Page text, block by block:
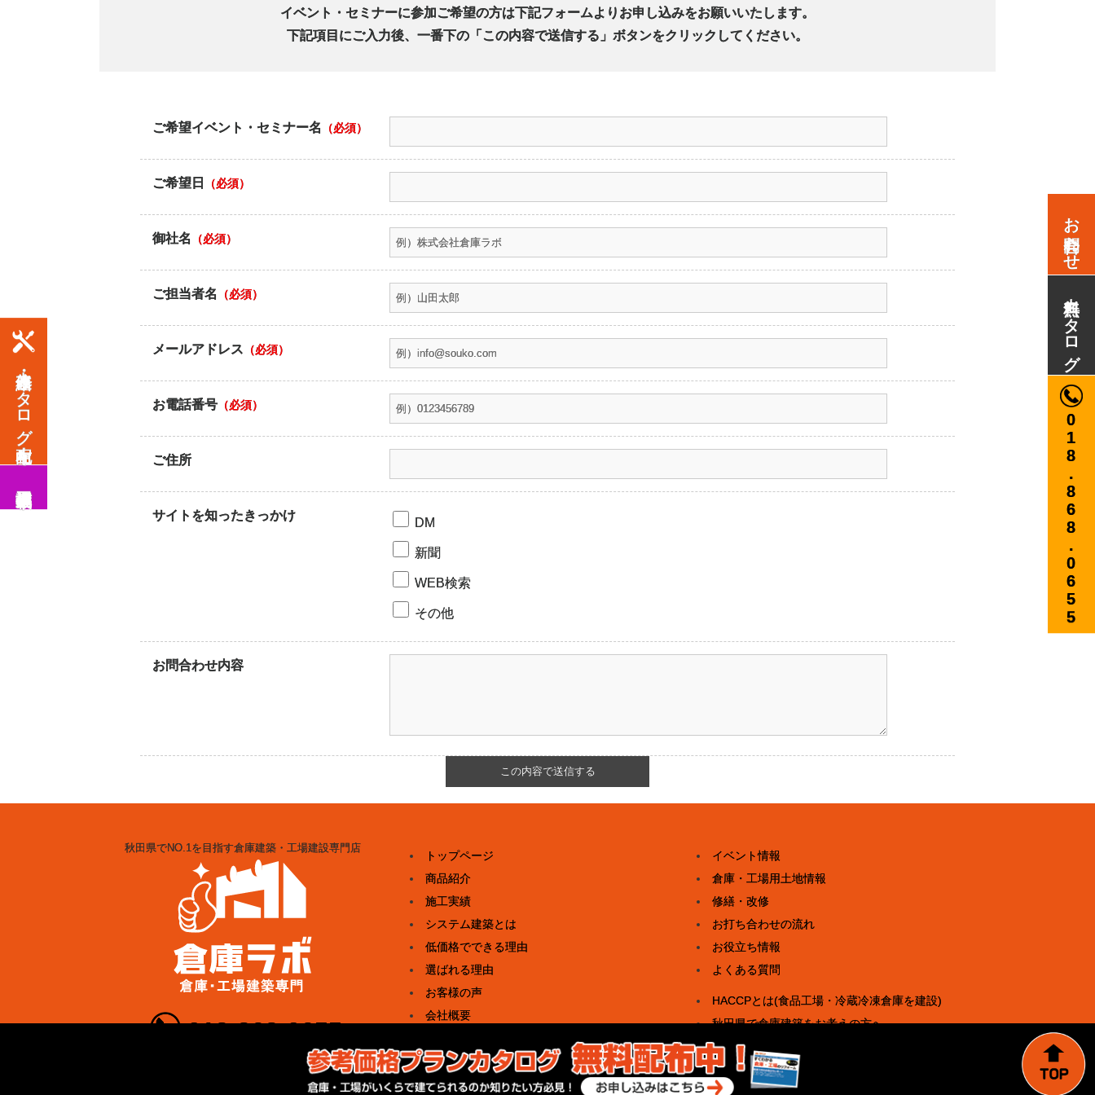
イベント・セミナーに参加ご希望の方は下記フォームよりお申し込みをお願いいたします。
下記項目にご入力後、一番下の「この内容で送信する」ボタンをクリックしてください。
ご希望イベント・セミナー名 （必須）
ご希望日 （必須）
御社名 （必須）
ご担当者名 （必須）
メールアドレス （必須）
お電話番号 （必須）
ご住所
サイトを知ったきっかけ
DM
新聞
WEB検索
その他
お問合わせ内容
秋田県でNO.1を目指す倉庫建築・工場建設専門店
018-868-0655
トップページ
商品紹介
施工実績
システム建築とは
低価格でできる理由
選ばれる理由
お客様の声
会社概要
カタログダウンロード
イベント情報
倉庫・工場用土地情報
修繕・改修
お打ち合わせの流れ
お役立ち情報
よくある質問
HACCPとは(食品工場・冷蔵冷凍倉庫を建設)
秋田県で倉庫建築をお考えの方へ
補助金を活用した工場建設・倉庫建築
お問合わせ
無料カタログ
018.868.0655
修繕・改修カタログ配布中！
施工事例掲載中！